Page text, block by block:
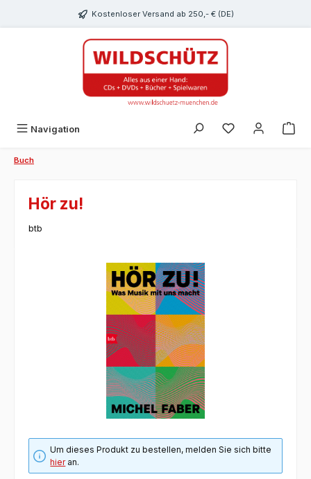
Kostenloser Versand ab 250,- € (DE)
Navigation Du hast 0
Buch
Hör zu!
btb
Bildergalerie überspringen
Um dieses Produkt zu bestellen, melden Sie sich bitte
hieran.